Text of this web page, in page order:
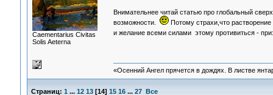
Сaementarius Civitas
Solis Aeterna
Внимательнее читай статью про глобальный
возможности.
Потому страхи,что
и желание всеми силами этому противиться -
«Осенний Ангел прячется в дождях. В листве
Страниц: 1 ... 12 13[14] 15 16 ... 27 Все